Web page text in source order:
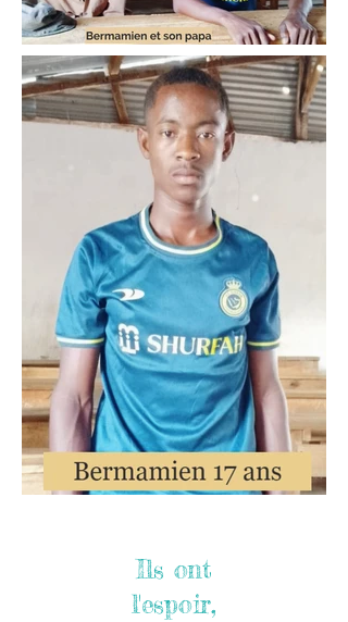
Ils ont
l'espoir,